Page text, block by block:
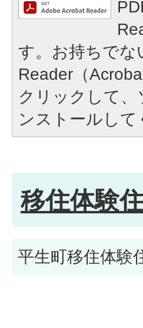
す。お持ちでな
Reader（
クリックして
ンストールして
移住体験
平生町移住体験